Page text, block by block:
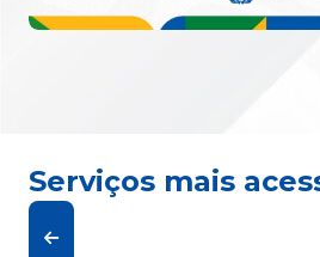
Serviços mais